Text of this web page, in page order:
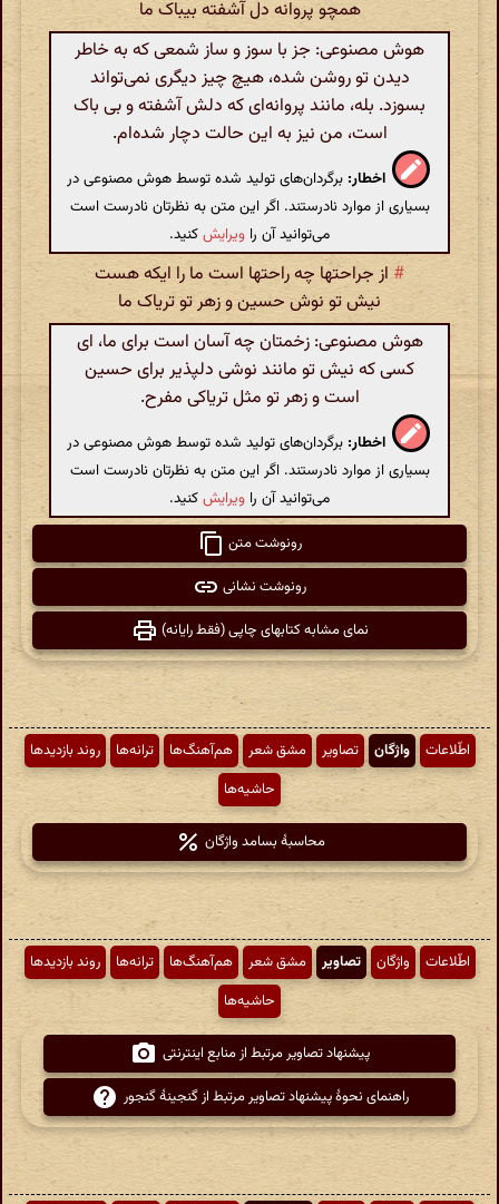
همچو پروانه دل آشفته بیباک ما
هوش مصنوعی: جز با سوز و ساز شمعی که به خاطر
دیدن تو روشن شده، هیچ چیز دیگری نمی‌تواند
بسوزد. بله، مانند پروانه‌ای که دلش آشفته و بی باک
است، من نیز به این حالت دچار شده‌ام.
اخطار: برگردان‌های تولید شده توسط هوش مصنوعی در
بسیاری از موارد نادرستند. اگر این متن به نظرتان نادرست است
می‌توانید آن را ویرایشکنید.
# از جراحتها چه راحتها است ما را ایکه هست
نیش تو نوش حسین و زهر تو تریاک ما
هوش مصنوعی: زخمتان چه آسان است برای ما، ای
کسی که نیش تو مانند نوشی دلپذیر برای حسین
است و زهر تو مثل تریاکی مفرح.
اخطار: برگردان‌های تولید شده توسط هوش مصنوعی در
بسیاری از موارد نادرستند. اگر این متن به نظرتان نادرست است
می‌توانید آن را ویرایشکنید.
رونوشت متن
رونوشت نشانی
نمای مشابه کتابهای چاپی (فقط رایانه)
اطّلاعات واژگان تصاویر مشق شعر هم‌آهنگ‌ها ترانه‌ها
روند بازدیدها
حاشیه‌ها
محاسبهٔ بسامد واژگان
اطّلاعات واژگان تصاویر مشق شعر هم‌آهنگ‌ها ترانه‌ها
روند بازدیدها
حاشیه‌ها
پیشنهاد تصاویر مرتبط از منابع اینترنتی
راهنمای نحوهٔ پیشنهاد تصاویر مرتبط از گنجینهٔ گنجور